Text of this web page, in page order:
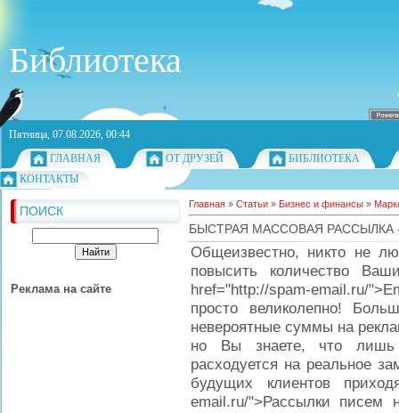
Библиотека
Пятница, 07.08.2026, 00:44
ГЛАВНАЯ
ОТ ДРУЗЕЙ
БИБЛИОТЕКА
КОНТАКТЫ
ПОИСК
Реклама на сайте
Главная » Статьи » Бизнес и финансы »
БЫСТРАЯ МАССОВАЯ РАССЫЛКА
Общеизвестно, никто не
повысить количество
href="http://spam-email.ru/
просто великолепно!
невероятные суммы на
но Вы знаете, что лишь
расходуется на реальное
будущих клиентов
email.ru/">Рассылки